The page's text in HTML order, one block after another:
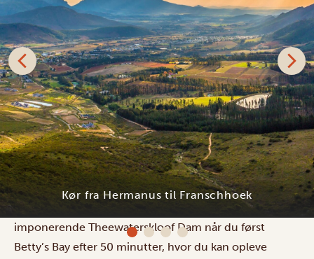
The Lab Franschhoek
Du kan køre direkte fra Hermanus til Franschhoek efter
morgenmaden, eller starte dagen med en tidlig
morgenudflugt på Klein River, hvor du kan
(gen)opdage din kærlighed til fugle. Via den
imponerende Theewaterskloof Dam når du først
Betty’s Bay efter 50 minutter, hvor du kan opleve